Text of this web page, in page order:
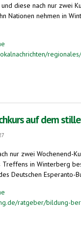
diese nach nur zwei
Nationen nehmen in
auf dem
nur zwei Wochenend-
Treffens in Winterberg
Deutschen Esperanto-
ratgeber/bildung-